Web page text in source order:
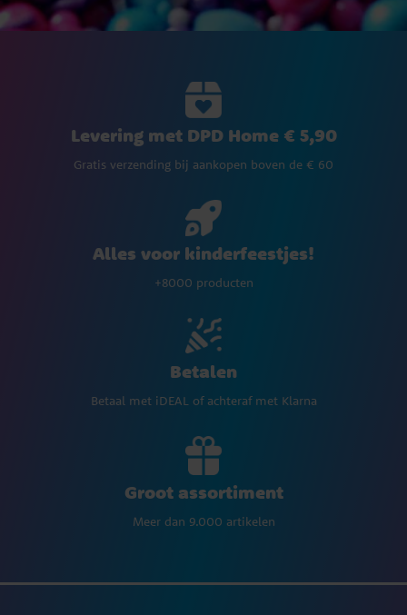
Levering met DPD Home € 5,90
Gratis verzending bij aankopen boven de € 60
Alles voor kinderfeestjes!
+8000 producten
Betalen
Betaal met iDEAL of achteraf met Klarna
Groot assortiment
Meer dan 9.000 artikelen